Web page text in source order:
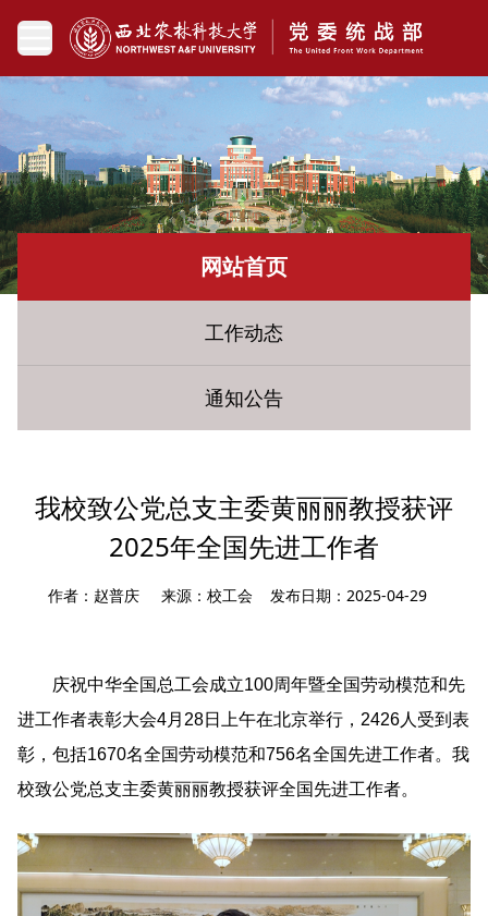
网站首页
工作动态
通知公告
我校致公党总支主委黄丽丽教授获评
2025年全国先进工作者
作者：赵普庆 来源：校工会 发布日期：2025-04-29
庆祝中华全国总工会成立100周年暨全国劳动模范和先
进工作者表彰大会4月28日上午在北京举行，2426人受到表
彰，包括1670名全国劳动模范和756名全国先进工作者。 我
校致公党总支主委黄丽丽教授获评全国先进工作者。